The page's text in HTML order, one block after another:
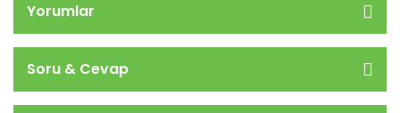
Yorumlar
Soru & Cevap